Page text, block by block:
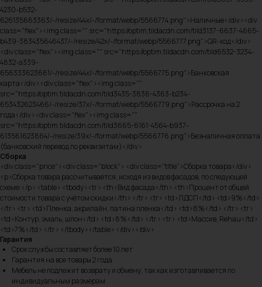
4230-b532-
626135663363/-/resize/44x/-/format/webp/5566774.png">Наличные</div><div
class="flex"><img class="" src="https://optim.tildacdn.com/tild3137-6637-4665-
b439-383435646437/-/resize/42x/-/format/webp/5566777.png">QR-код</div>
<div class="flex"><img class="" src="https://optim.tildacdn.com/tild6532-3234-
4832-a339-
656333623661/-/resize/44x/-/format/webp/5566775.png">Банковская
карта</div><div class="flex"><img class=""
src="https://optim.tildacdn.com/tild3435-3836-4363-b234-
653432623466/-/resize/37x/-/format/webp/5566779.png">Рассрочка на 2
года</div><div class="flex"><img class=""
src="https://optim.tildacdn.com/tild3665-6161-4564-b937-
613561623864/-/resize/39x/-/format/webp/5566776.png">Безналичная оплата
(банковский перевод по реквизитам)</div>
Сборка
<div class="price"><div class="block"> <div class="title">Сборка товара</div>
<p>Сборка товара рассчитывается, исходя из видов фасадов, по следующей
схеме:</p> <table> <tbody><tr> <th>Вид фасада</th> <th>Процент от общей
стоимости товара с учётом скидки</th> </tr> <tr> <td>ЛДСП</td> <td>9%</td>
</tr> <tr> <td>Пленка, акрилайн, патина пленка</td> <td>8%</td> </tr> <tr>
<td>Контур, эмаль, шпон</td> <td>8%</td> </tr> <tr> <td>Массив, Rehau</td>
<td>7%</td> </tr> </tbody></table> </div></div>
Гарантия
Срок службы составляет более 10 лет
Гарантия на все товары 2 года
Мебель не подлежит возврату и обмену, так как изготавливается по
индивидуальным размерам